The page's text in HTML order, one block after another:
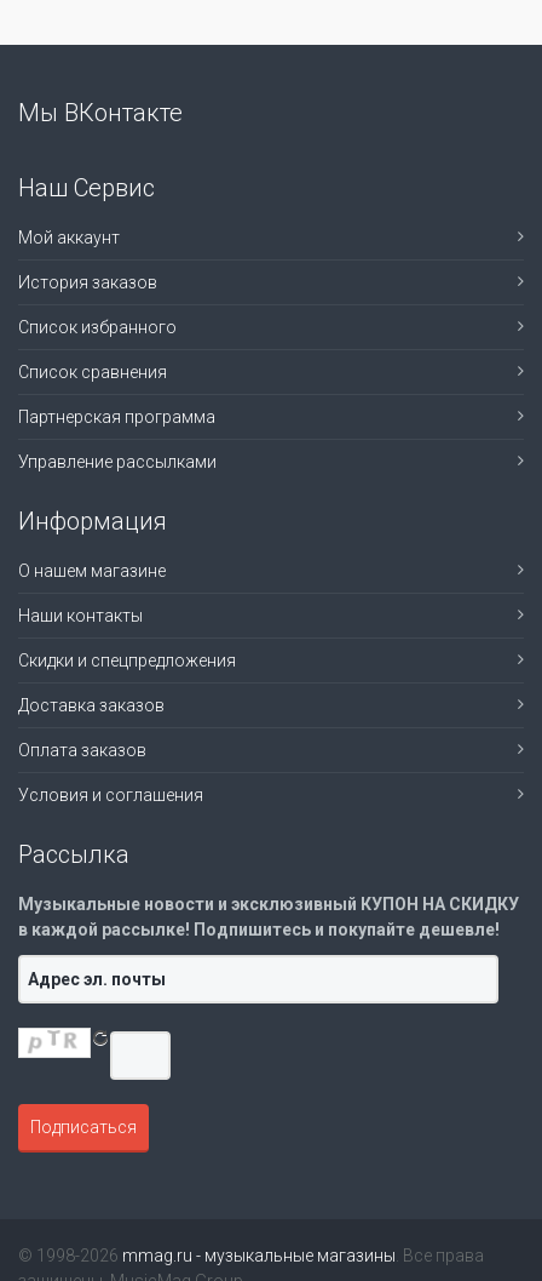
Мы ВКонтакте
Наш Сервис
Мой аккаунт
История заказов
Список избранного
Список сравнения
Партнерская программа
Управление рассылками
Информация
О нашем магазине
Наши контакты
Скидки и спецпредложения
Доставка заказов
Оплата заказов
Условия и соглашения
Рассылка
Музыкальные новости и эксклюзивный КУПОН НА СКИДКУ
в каждой рассылке! Подпишитесь и покупайте дешевле!
© 1998-2026 mmag.ru - музыкальные магазины . Все права